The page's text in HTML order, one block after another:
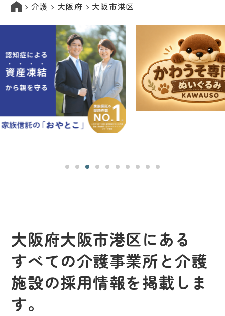
介護 大阪府 大阪市港区
大阪府大阪市港区にある
すべての介護事業所と介護
施設の採用情報を掲載しま
す。